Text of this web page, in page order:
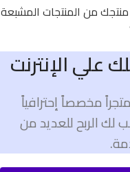
منتجك من المنتجات المشبعة
علي الإنترنت
مخصصاً إحترافياً
لك الربح للعديد من